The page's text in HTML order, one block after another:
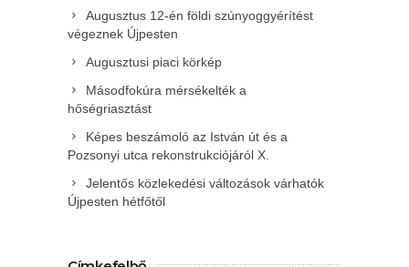
Augusztus 12-én földi szúnyoggyérítést
végeznek Újpesten
Augusztusi piaci körkép
Másodfokúra mérsékelték a
hőségriasztást
Képes beszámoló az István út és a
Pozsonyi utca rekonstrukciójáról X.
Jelentős közlekedési változások várhatók
Újpesten hétfőtől